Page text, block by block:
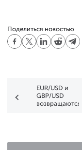
Поделиться новостью
EUR/USD и
GBP/USD
возвращаются